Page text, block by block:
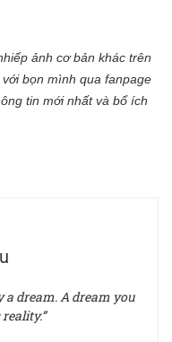
ảnh cơ bản khác trên
bọn mình qua fanpage
tin mới nhất và bổ ích
a dream. A dream you